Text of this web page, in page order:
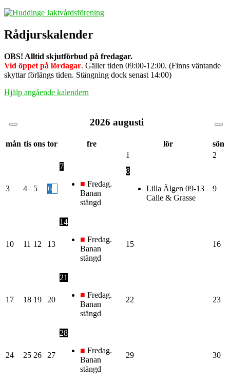
Rådjurskalender
OBS! Alltid skjutförbud på fredagar.
Vid öppet på lördagar. Gäller tiden 09:00-12:00. (Finns väntande
skyttar förlängs tiden. Stängning dock senast 14:00)
Hjälp angående kalendern
2026 augusti
mån tis ons tor fre lör
sön
1
2
3 4 5 6
7
■ Fredag.
Banan
stängd
8
Lilla Älgen 09-13
Calle & Grasse
9
10 11 12 13
14
■ Fredag.
Banan
stängd
15 16
17 18 19 20
21
■ Fredag.
Banan
stängd
22 23
24 25 26 27
28
■ Fredag.
Banan
stängd
29 30